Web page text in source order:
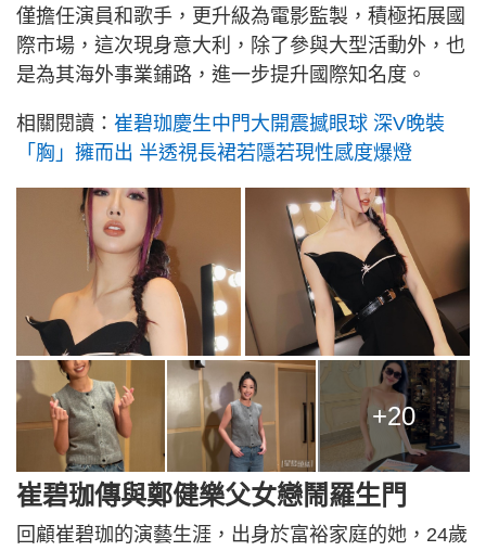
僅擔任演員和歌手，更升級為電影監製，積極拓展國
際市場，這次現身意大利，除了參與大型活動外，也
是為其海外事業鋪路，進一步提升國際知名度。
相關閱讀： 崔碧珈慶生中門大開震撼眼球 深V晚裝
「胸」擁而出 半透視長裙若隱若現性感度爆燈
+20
崔碧珈傳與鄭健樂父女戀鬧羅生門
回顧崔碧珈的演藝生涯，出身於富裕家庭的她，24歲